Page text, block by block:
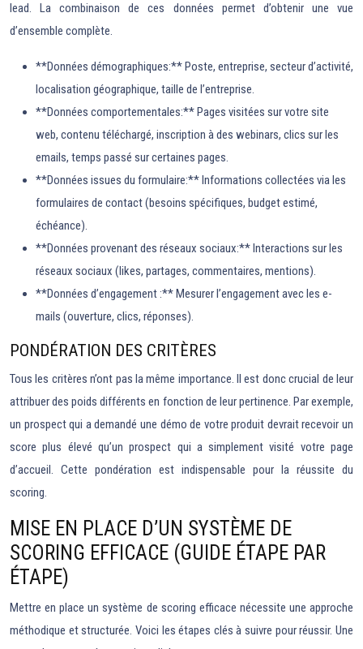
lead. La combinaison de ces données permet d’obtenir une vue
d’ensemble complète.
**Données démographiques:** Poste, entreprise, secteur d’activité,
localisation géographique, taille de l’entreprise.
**Données comportementales:** Pages visitées sur votre site
web, contenu téléchargé, inscription à des webinars, clics sur les
emails, temps passé sur certaines pages.
**Données issues du formulaire:** Informations collectées via les
formulaires de contact (besoins spécifiques, budget estimé,
échéance).
**Données provenant des réseaux sociaux:** Interactions sur les
réseaux sociaux (likes, partages, commentaires, mentions).
**Données d’engagement :** Mesurer l’engagement avec les e-
mails (ouverture, clics, réponses).
PONDÉRATION DES CRITÈRES
Tous les critères n’ont pas la même importance. Il est donc crucial de leur
attribuer des poids différents en fonction de leur pertinence. Par exemple,
un prospect qui a demandé une démo de votre produit devrait recevoir un
score plus élevé qu’un prospect qui a simplement visité votre page
d’accueil. Cette pondération est indispensable pour la réussite du
scoring.
MISE EN PLACE D’UN SYSTÈME DE
SCORING EFFICACE (GUIDE ÉTAPE PAR
ÉTAPE)
Mettre en place un système de scoring efficace nécessite une approche
méthodique et structurée. Voici les étapes clés à suivre pour réussir. Une